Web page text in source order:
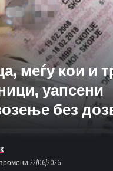
меѓу кои и
уапсени
без
22/06/2026